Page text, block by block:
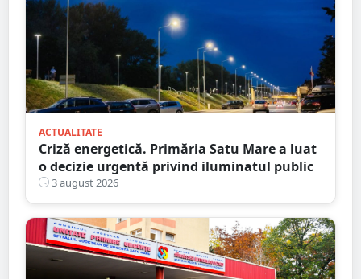
ACTUALITATE
Criză energetică. Primăria Satu Mare a luat
o decizie urgentă privind iluminatul public
3 august 2026